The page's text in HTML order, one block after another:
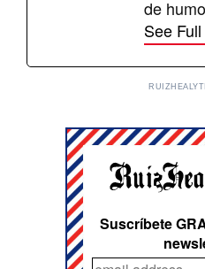
de
See
Suscríbete